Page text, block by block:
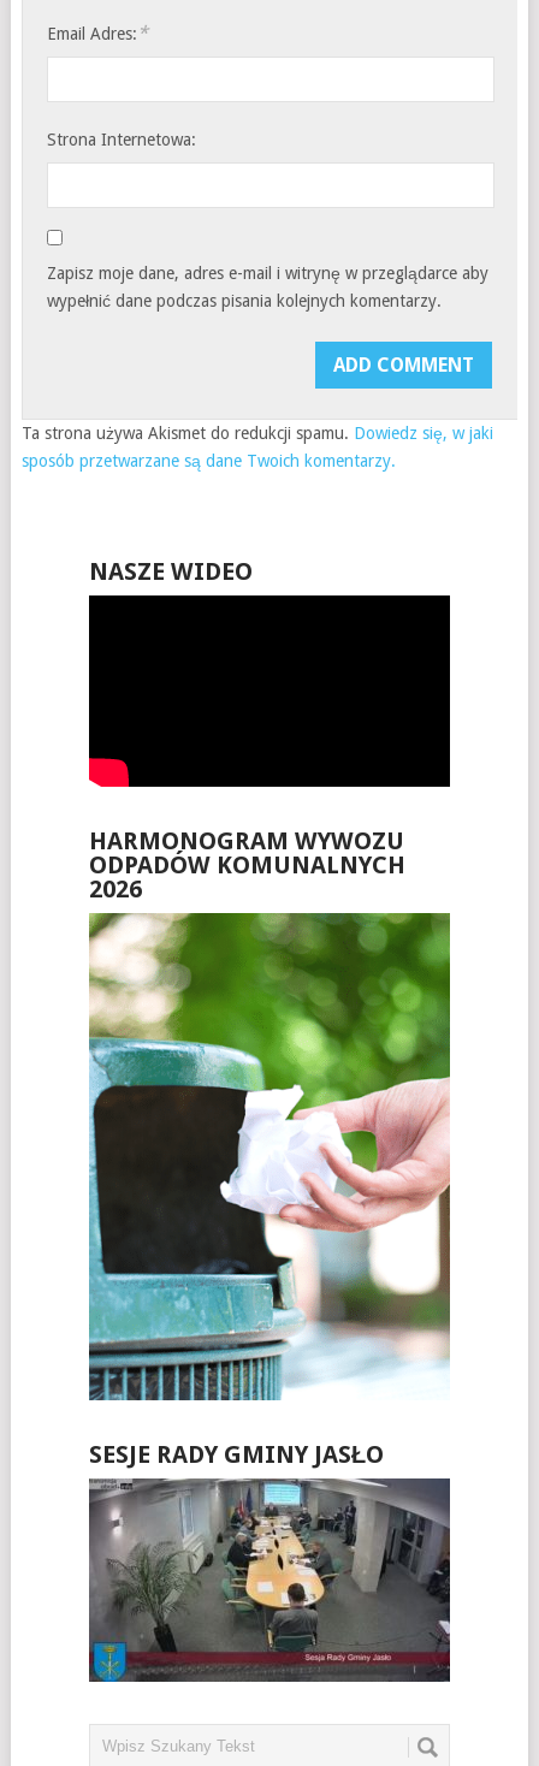
Email Adres: *
Strona Internetowa:
Zapisz moje dane, adres e-mail i witrynę w przeglądarce aby
wypełnić dane podczas pisania kolejnych komentarzy.
Ta strona używa Akismet do redukcji spamu. Dowiedz się, w jaki
sposób przetwarzane są dane Twoich komentarzy.
NASZE WIDEO
HARMONOGRAM WYWOZU
ODPADÓW KOMUNALNYCH
2026
SESJE RADY GMINY JASŁO